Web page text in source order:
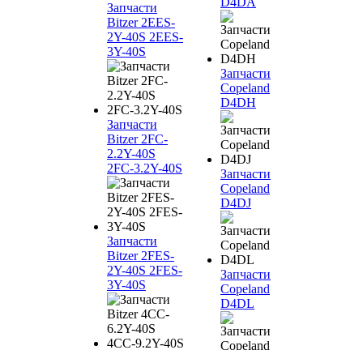
Запчасти
Bitzer 2EES-
2Y-40S 2EES-
3Y-40S
Запчасти
Bitzer 2FC-
2.2Y-40S
2FC-3.2Y-40S
Запчасти
Bitzer 2FES-
2Y-40S 2FES-
3Y-40S
Запчасти
Copeland
D4DH
Запчасти
Copeland
D4DJ
Запчасти
Copeland
D4DL